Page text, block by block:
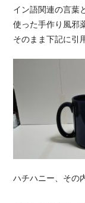
イン語関連の言葉
使った手作り風邪
そのまま下記に引
ハチハニー、その